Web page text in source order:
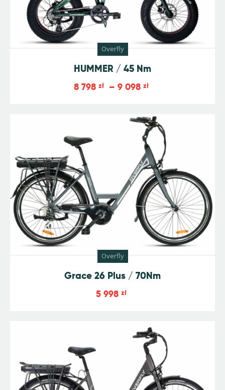
Overfly
HUMMER / 45 Nm
8 798 zł – 9 098 zł
Overfly
Grace 26 Plus / 70Nm
5 998 zł